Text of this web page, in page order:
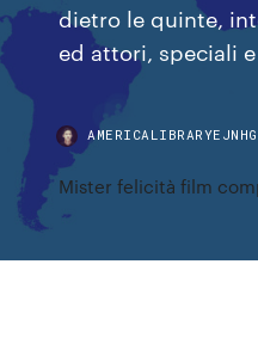
dietro le quinte,
ed attori, speciali
Mister felicità film